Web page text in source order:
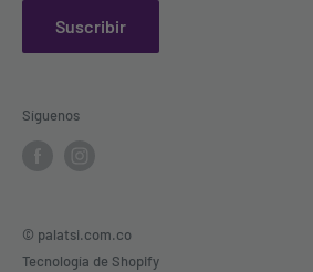
Suscribir
© palatsi.com.co
Tecnología de Shopify
Síguenos